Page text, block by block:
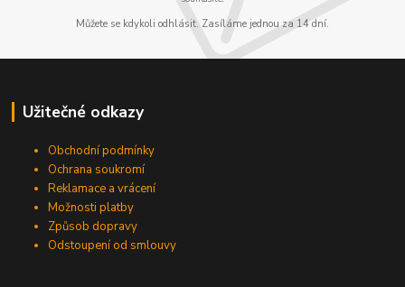
Můžete se kdykoli odhlásit. Zasíláme jednou za 14 dní.
Užitečné odkazy
Obchodní podmínky
Ochrana soukromí
Reklamace a vrácení
Možnosti platby
Způsob dopravy
Odstoupení od smlouvy